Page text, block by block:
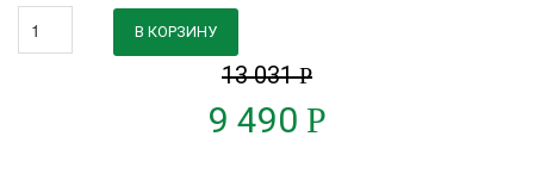
13 031Р
9 490 Р
В КОРЗИНУ